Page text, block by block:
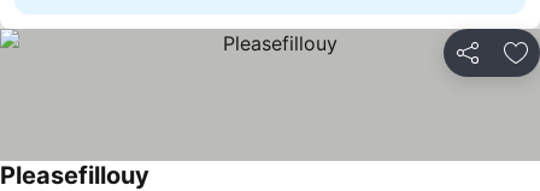
分享 加
Pleasefillouy